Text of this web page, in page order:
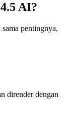
AI?
pentingnya,
dirender dengan